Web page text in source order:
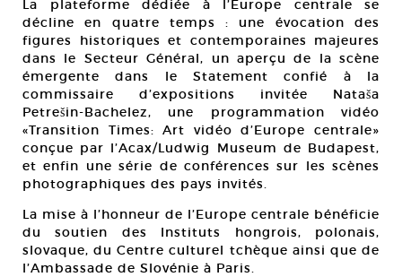
La plateforme dédiée à l’Europe centrale se
décline en quatre temps : une évocation des
figures historiques et contemporaines majeures
dans le Secteur Général, un aperçu de la scène
émergente dans le Statement confié à la
commissaire d’expositions invitée Nataša
Petrešin-Bachelez, une programmation vidéo
«Transition Times: Art vidéo d’Europe centrale»
conçue par l’Acax/Ludwig Museum de Budapest,
et enfin une série de conférences sur les scènes
photographiques des pays invités.
La mise à l’honneur de l’Europe centrale bénéficie
du soutien des Instituts hongrois, polonais,
slovaque, du Centre culturel tchèque ainsi que de
l’Ambassade de Slovénie à Paris.